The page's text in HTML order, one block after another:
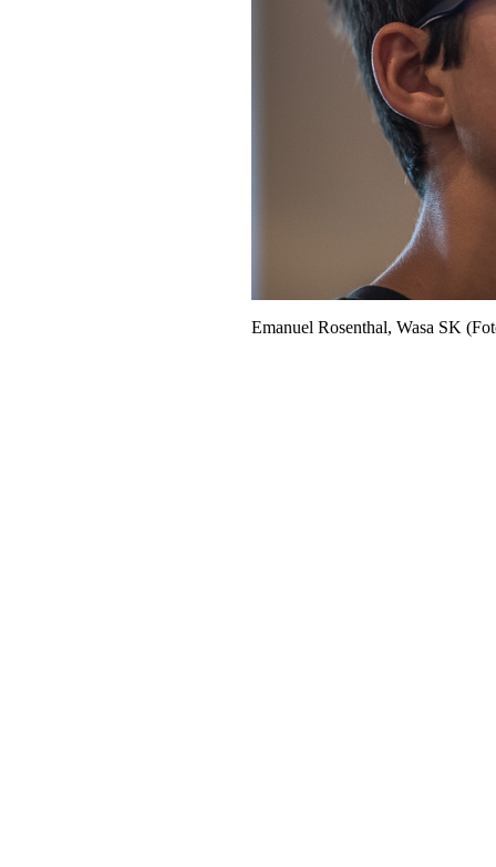
Emanuel Rosenthal, Wasa SK